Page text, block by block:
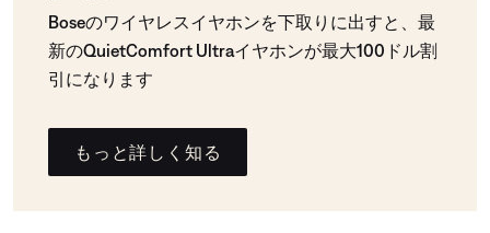
Boseのワイヤレスイヤホンを下取りに出すと、最
新のQuietComfort Ultraイヤホンが最大100ドル割
引になります
もっと詳しく知る